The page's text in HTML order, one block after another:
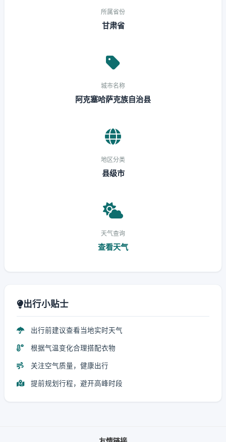
所属省份
甘肃省
城市名称
阿克塞哈萨克族自治县
地区分类
县级市
天气查询
查看天气
出行小贴士
出行前建议查看当地实时天气
根据气温变化合理搭配衣物
关注空气质量，健康出行
提前规划行程，避开高峰时段